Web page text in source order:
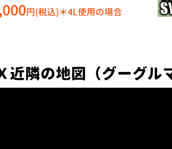
円(税込)​＊4L使用の場合
近隣の地図（グーグル